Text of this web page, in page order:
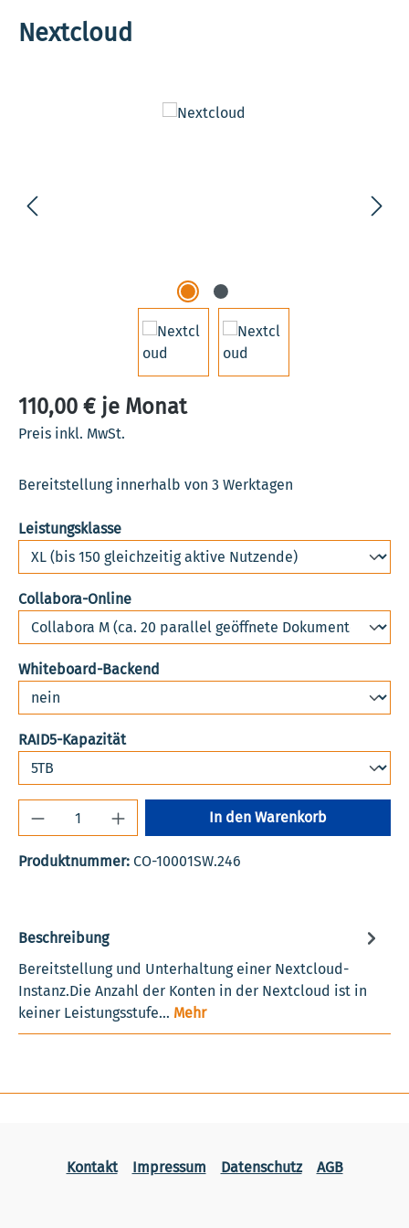
Nextcloud
Bildergalerie überspringen
110,00 € je Monat
Preis inkl. MwSt.
Bereitstellung innerhalb von 3 Werktagen
Leistungsklasseauswählen
Collabora-Onlineauswählen
Whiteboard-Backend
RAID5-Kapazitätauswählen
Produkt Anzahl: Gib den gewünschten
In den Warenkorb
Produktnummer: CO-10001SW.246
Beschreibung
Bereitstellung und Unterhaltung einer Nextcloud-
Instanz.Die Anzahl der Konten in der Nextcloud ist in
keiner Leistungsstufe… Mehr
Kontakt Impressum Datenschutz AGB